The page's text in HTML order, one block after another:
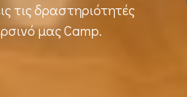
τις δραστηριότητές
μας Camp.